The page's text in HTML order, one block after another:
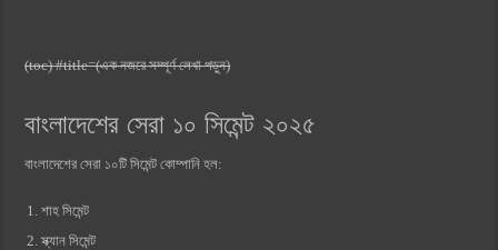
(toc) #title=(এক নজরে সম্পূর্ণ লেখা পড়ুন)
বাংলাদেশের সেরা ১০ সিমেন্ট ২০২৫
বাংলাদেশের সেরা ১০টি সিমেন্ট কোম্পানি হল:
শাহ সিমেন্ট
স্ক্যান সিমেন্ট